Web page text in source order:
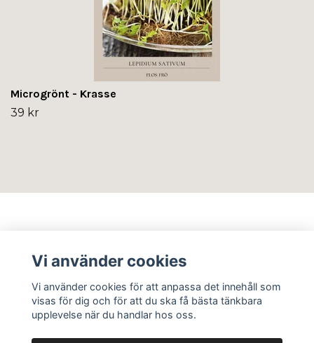
Microgrönt - Krasse
39 kr
Sociala medier
Vi använder cookies
Vi använder cookies för att anpassa det innehåll som
visas för dig och för att du ska få bästa tänkbara
upplevelse när du handlar hos oss.